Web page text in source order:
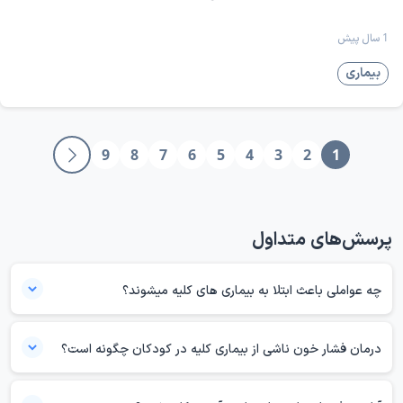
کرده و کیفیت زندگی را حفظ نمود.
دکترتو مراقب سلامتی شماست!
منبع:
است.1 سال پیش
بیماری
1
2
3
4
5
6
7
8
9
پرسش‌های متداول
چه عواملی باعث ابتلا به بیماری‌ های کلیه میشوند؟
مهم‌ترین آن‌ها می‌توان به دیابت کنترل‌نشده، فشار خون بالا، عفونت‌های
مکرر ادراری، سنگ کلیه، بیماری‌های خودایمنی، مصرف طولانی‌مدت برخی
درمان فشار خون ناشی از بیماری کلیه در کودکان چگونه است؟